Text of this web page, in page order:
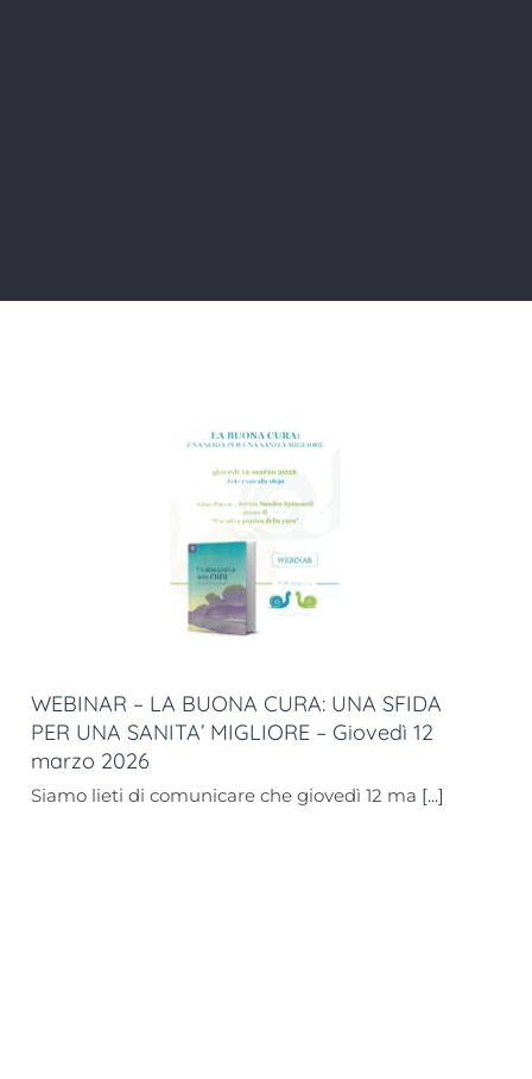
WEBINAR – LA BUONA CURA: UNA SFIDA
PER UNA SANITA’ MIGLIORE – Giovedì 12
marzo 2026
Siamo lieti di comunicare che giovedì 12 ma [...]